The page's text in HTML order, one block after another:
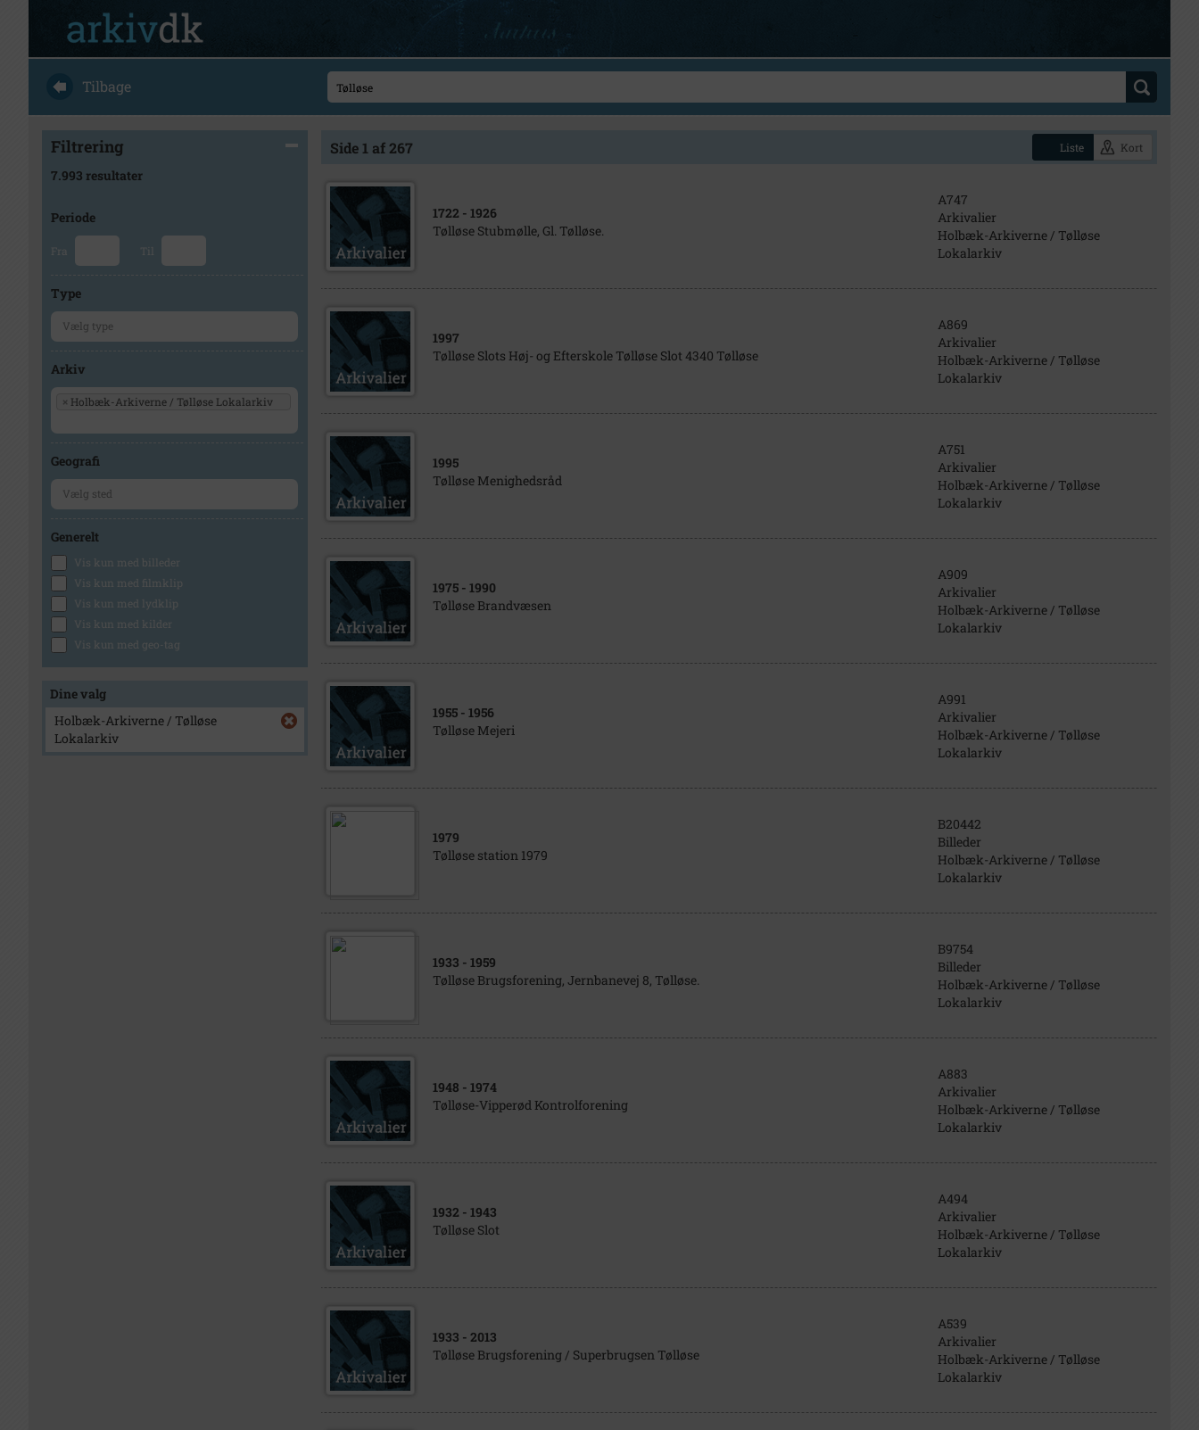
Tilbage
Filtrering
7.993 resultater
Periode
Fra Til
Type
Arkiv
× Holbæk-Arkiverne / Tølløse Lokalarkiv
Geografi
Generelt
Vis kun med billeder
Vis kun med filmklip
Vis kun med lydklip
Vis kun med kilder
Vis kun med geo-tag
Dine valg
Holbæk-Arkiverne / Tølløse
Lokalarkiv
Side 1 af 267 Liste Kort
1722 - 1926
Tølløse Stubmølle, Gl. Tølløse.
A747
Arkivalier
Holbæk-Arkiverne / Tølløse
Lokalarkiv
1997
Tølløse Slots Høj- og Efterskole Tølløse Slot 4340 Tølløse
A869
Arkivalier
Holbæk-Arkiverne / Tølløse
Lokalarkiv
1995
Tølløse Menighedsråd
A751
Arkivalier
Holbæk-Arkiverne / Tølløse
Lokalarkiv
1975 - 1990
Tølløse Brandvæsen
A909
Arkivalier
Holbæk-Arkiverne / Tølløse
Lokalarkiv
1955 - 1956
Tølløse Mejeri
A991
Arkivalier
Holbæk-Arkiverne / Tølløse
Lokalarkiv
1979
Tølløse station 1979
B20442
Billeder
Holbæk-Arkiverne / Tølløse
Lokalarkiv
1933 - 1959
Tølløse Brugsforening, Jernbanevej 8, Tølløse.
B9754
Billeder
Holbæk-Arkiverne / Tølløse
Lokalarkiv
1948 - 1974
Tølløse-Vipperød Kontrolforening
A883
Arkivalier
Holbæk-Arkiverne / Tølløse
Lokalarkiv
1932 - 1943
Tølløse Slot
A494
Arkivalier
Holbæk-Arkiverne / Tølløse
Lokalarkiv
1933 - 2013
Tølløse Brugsforening / Superbrugsen Tølløse
A539
Arkivalier
Holbæk-Arkiverne / Tølløse
Lokalarkiv